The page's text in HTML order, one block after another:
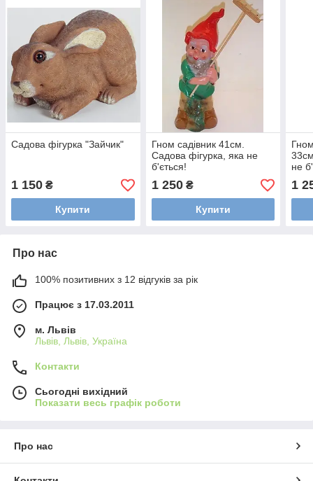
Садова фігурка "Зайчик"
1 150 ₴
Купити
Гном садівник 41см.
Садова фігурка, яка не
б'ється!
1 250₴
Купити
не
1
Про нас
100% позитивних з 12 відгуків за рік
Працює з 17.03.2011
м. Львів
Львів, Львів, Україна
Контакти
Сьогодні вихідний
Показати весь графік роботи
Про нас